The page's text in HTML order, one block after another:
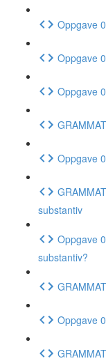
Oppgave
Oppgave
Oppgave
Oppgave
substantiv
Oppgave
substantiv?
Oppgave